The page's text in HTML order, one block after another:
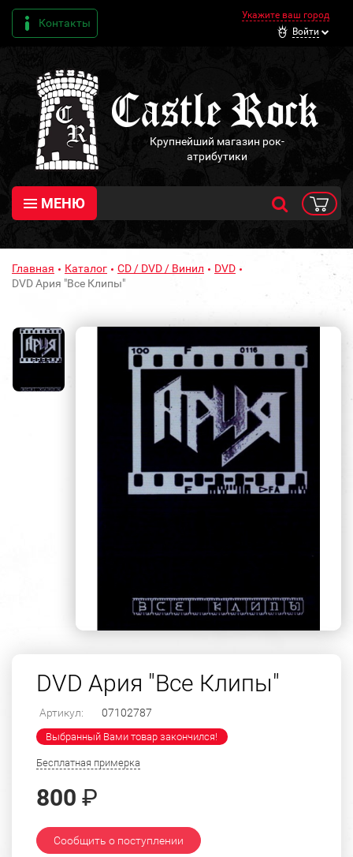
Контакты
Укажите ваш город
Войти
Крупнейший магазин рок-
атрибутики
МЕНЮ
Главная Каталог CD / DVD / Винил
DVD
DVD Ария "Все Клипы"
DVD Ария "Все Клипы"
Артикул: 07102787
Выбранный Вами товар закончился!
Бесплатная примерка
800 ₽
Сообщить о поступлении